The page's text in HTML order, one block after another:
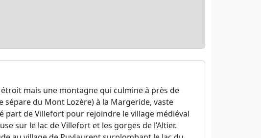
mais une montagne qui culmine à près de
sépare du Mont Lozère) à la Margeride, vaste
part de Villefort pour rejoindre le village médiéval
sur le lac de Villefort et les gorges de l’Altier.